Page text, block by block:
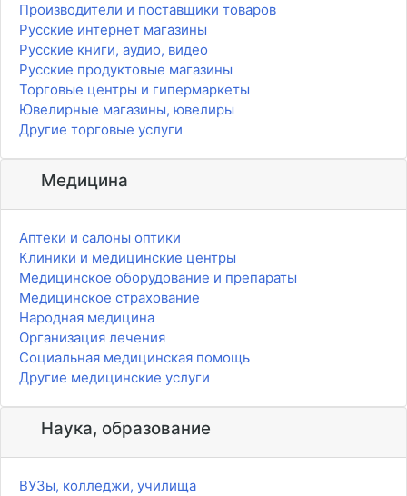
Производители и поставщики товаров
Русские интернет магазины
Русские книги, аудио, видео
Русские продуктовые магазины
Торговые центры и гипермаркеты
Ювелирные магазины, ювелиры
Другие торговые услуги
Медицина
Аптеки и салоны оптики
Клиники и медицинские центры
Медицинское оборудование и препараты
Медицинское страхование
Народная медицина
Организация лечения
Социальная медицинская помощь
Другие медицинские услуги
Наука, образование
ВУЗы, колледжи, училища